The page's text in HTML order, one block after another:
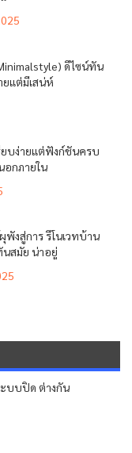
ดีไซน์ทัน
ยแต่มีเสน่ห์
บง่ายแต่ฟังก์ชันครบ
อกภายใน
งสู่การ รีโนเวทบ้าน
นสมัย น่าอยู่
ะบบปิด ต่างกัน